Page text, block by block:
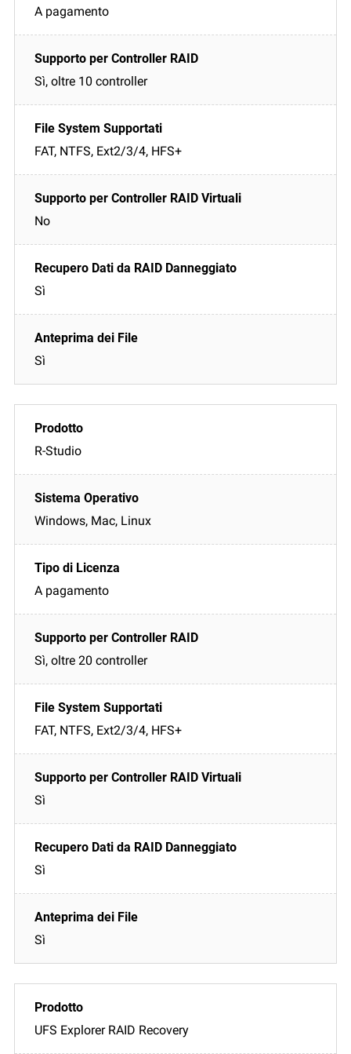
A pagamento
Sì, oltre 10 controller
FAT, NTFS, Ext2/3/4, HFS+
No
Sì
Sì
R-Studio
Windows, Mac, Linux
A pagamento
Sì, oltre 20 controller
FAT, NTFS, Ext2/3/4, HFS+
Sì
Sì
Sì
UFS Explorer RAID Recovery